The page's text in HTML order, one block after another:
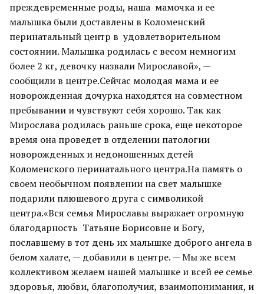
преждевременные роды, наша мамочка и ее
малышка были доставлены в Коломенский
перинатальный центр в удовлетворительном
состоянии. Малышка родилась с весом немногим
более 2 кг, девочку назвали Мирославой», —
сообщили в центре.Сейчас молодая мама и ее
новорожденная дочурка находятся на совместном
пребывании и чувствуют себя хорошо. Так как
Мирослава родилась раньше срока, еще некоторое
время она проведет в отделении патологии
новорожденных и недоношенных детей
Коломенского перинатального центра.На память о
своем необычном появлении на свет малышке
подарили плюшевого друга с символикой
центра.«Вся семья Мирославы выражает огромную
благодарность Татьяне Борисовне и Богу,
пославшему в тот день их малышке доброго ангела в
белом халате, — добавили в центре. — Мы же всем
коллективом желаем нашей малышке и всей ее семье
здоровья, любви, благополучия, взаимопонимания, и